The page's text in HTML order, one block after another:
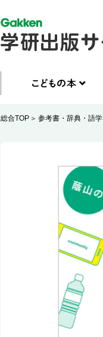
総合TOP 参考書・辞典・語学